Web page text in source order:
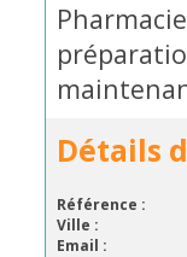
Détails
Référence :
Ville :
Email :